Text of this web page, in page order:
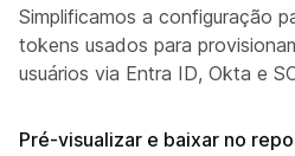
Simplificamos a configuração
tokens usados para
usuários via Entra ID, Okta e
Pré-visualizar e baixar no